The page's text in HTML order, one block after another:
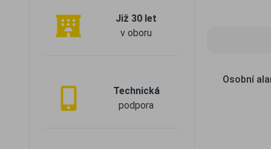
Již 30 let
v oboru
Technická
podpora
Osobní